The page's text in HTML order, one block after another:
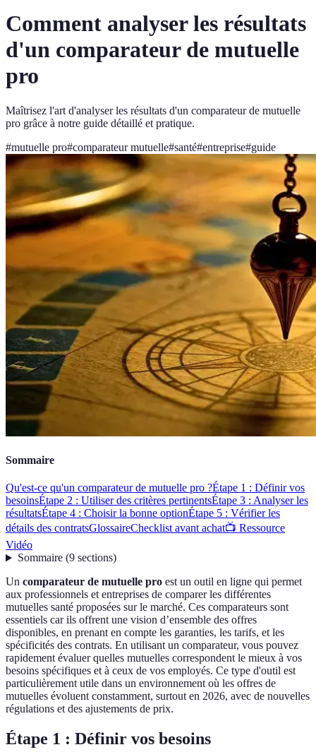
Comment analyser les résultats
d'un comparateur de mutuelle
pro
Maîtrisez l'art d'analyser les résultats d'un comparateur de mutuelle
pro grâce à notre guide détaillé et pratique.
#mutuelle pro#comparateur mutuelle#santé#entreprise#guide
Sommaire
Qu'est-ce qu'un comparateur de mutuelle pro ?Étape 1 : Définir vos
besoinsÉtape 2 : Utiliser des critères pertinentsÉtape 3 : Analyser les
résultatsÉtape 4 : Choisir la bonne optionÉtape 5 : Vérifier les
détails des contratsGlossaireChecklist avant achat📺 Ressource
Vidéo
Sommaire(9 sections)
Un comparateur de mutuelle pro est un outil en ligne qui permet
aux professionnels et entreprises de comparer les différentes
mutuelles santé proposées sur le marché. Ces comparateurs sont
essentiels car ils offrent une vision d’ensemble des offres
disponibles, en prenant en compte les garanties, les tarifs, et les
spécificités des contrats. En utilisant un comparateur, vous pouvez
rapidement évaluer quelles mutuelles correspondent le mieux à vos
besoins spécifiques et à ceux de vos employés. Ce type d'outil est
particulièrement utile dans un environnement où les offres de
mutuelles évoluent constamment, surtout en 2026, avec de nouvelles
régulations et des ajustements de prix.
Étape 1 : Définir vos besoins